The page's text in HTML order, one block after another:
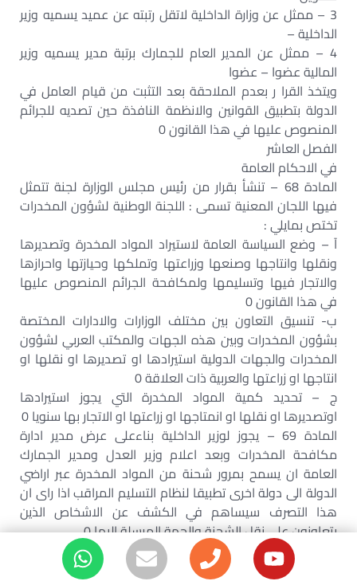
3 – ممثل عن وزارة الداخلية لاتقل رتبته عن عميد يسميه وزير
الداخلية –
4 – ممثل عن المدير العام للجمارك برتبة مدير يسميه وزير
المالية عضوا – عضوا
ويتخذ القرا ر بعدم الملاحقة بعد التثبت من قيام العامل في
الدولة بتطبيق القوانين والانظمة النافذة حين تصديه للجرائم
المنصوص عليها في هذا القانون 0
الفصل العاشر
في الاحكام العامة
المادة 68 – تنشأ بقرار من رئيس مجلس الوزارة لجنة تتمثل
فيها اللجان المعنية تسمى : اللجنة الوطنية لشؤون المخدرات
تختص بمايلي :
آ – وضع السياسة العامة لاستيراد المواد المخدرة وتصديرها
ونقلها وانتاجها وصنعها وزراعتها وتملكها وحيازتها واحرازها
والاتجار فيها وتسليمها ولمكافحة الجرائم المنصوص عليها
في هذا القانون 0
ب- تنسيق التعاون بين مختلف الوزارات والادارات المختصة
بشؤون المخدرات وبين هذه الجهات والمكتب العربي لشؤون
المخدرات والجهات الدولية استيرادها او تصديرها او نقلها او
انتاجها او زراعتها والعربية ذات العلاقة 0
ج – تحديد كمية المواد المخدرة التي يجوز استيرادها
اوتصديرها او نقلها او انمتاجها او زراعتها او الاتجار بها سنويا 0
المادة 69 – يجوز لوزير الداخلية بناءعلى عرض مدير ادارة
مكافحة المخدرات وبعد اعلام وزير العدل ومدير الجمارك
العامة ان يسمح بمرور شحنة من المواد المخدرة عبر اراضي
الدولة الى دولة اخرى تطبيقا لنظام التسليم المراقب اذا راى ان
هذا التصرف سيساهم في الكشف عن الاشخاص الذين
يتعاونون على نقل الشحنة والجهة المرسلة اليها 0
المادة 70 – يصدر بمرسوم خاص نظام خاص للمكافآت التي
تمنح لكل من وجد او ارشد او اخبر او ساهم او سهل او اشترك